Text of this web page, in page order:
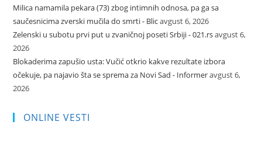
Milica namamila pekara (73) zbog intimnih odnosa, pa ga sa
saučesnicima zverski mučila do smrti - Blicavgust 6, 2026
Zelenski u subotu prvi put u zvaničnoj poseti Srbiji - 021.rsavgust 6,
2026
Blokaderima zapušio usta: Vučić otkrio kakve rezultate izbora
očekuje, pa najavio šta se sprema za Novi Sad - Informeravgust 6,
2026
ONLINE VESTI